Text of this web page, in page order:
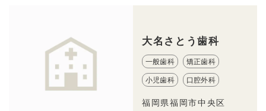
大名さとう歯科
一般歯科 矯正歯科
小児歯科 口腔外科
福岡県福岡市中央区